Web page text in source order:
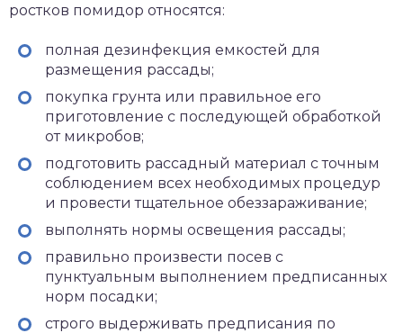
ростков помидор относятся:
полная дезинфекция емкостей для
размещения рассады;
покупка грунта или правильное его
приготовление с последующей обработкой
от микробов;
подготовить рассадный материал с точным
соблюдением всех необходимых процедур
и провести тщательное обеззараживание;
выполнять нормы освещения рассады;
правильно произвести посев с
пунктуальным выполнением предписанных
норм посадки;
строго выдерживать предписания по